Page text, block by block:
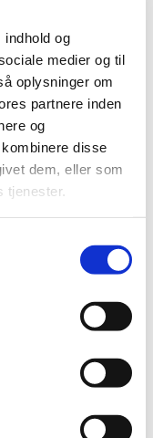
og
medier og til
oplysninger om
partnere inden
og
disse
dem, eller som
tjenester.